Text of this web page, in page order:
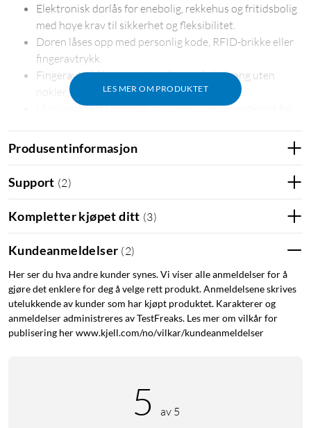
LES MER OM PRODUKTET
Elektronisk dørlås for enebolig, rekkehus og fritidsbolig
med høye krav til sikkerhet og fleksibilitet.
Døren låses opp med personlig kode, RFID-brikke eller
fingeravtrykk.
Fingeravtrykkleseren gir rask og enkel tilgang uten
nøkler.
Låsklassifisert i henhold til klasse 3 og CE-godkjent for
Låsen er utviklet for nordisk klima og tåler daglig bruk
Automatisk låsing sørger for at døren låses når den
lukkes.
En mekanisk nødnøkkel er inkludert som reserve ved for
eksempel utladede batterier.
venstrehengslede ytterdører av skandinavisk modell.
Ved hjelp av Nimly Connect Module(52187)og
Connect Gateway(52188) kan låsen bli en del av
smarthjemmet ditt.
Fleksibel opplåsing uten nøkler
på, avhengig av situasjon. Bruk personlig kode, RFID-brikke
eller fingeravtrykk for rask og sikker tilgang. Takket være
Produsentinformasjon
Support (2)
Kompletter kjøpet ditt (3)
Kundeanmeldelser (2)
Her ser du hva andre kunder synes. Vi viser alle anmeldelser for å
gjøre det enklere for deg å velge rett produkt. Anmeldelsene skrives
utelukkende av kunder som har kjøpt produktet. Karakterer og
anmeldelser administreres av TestFreaks. Les mer om vilkår for
publisering her www.kjell.com/no/vilkar/kundeanmeldelser
5 av 5